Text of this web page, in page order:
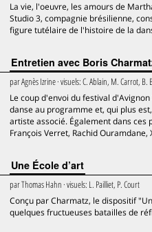
La vie, l'oeuvre, les amours de
Studio 3, compagnie brésilienne,
figure tutélaire de l'histoire de la
Entretien avec Boris
parAgnès Izrine· visuels:C. Ablain, M. Carrot, B.
Le coup d'envoi du festival
danse au programme et, qui plus
artiste associé. Également dans ces
François Verret, Rachid Ouramdane,
Une École d’art
parThomas Hahn · visuels: L. Pailliet, P. Court
Conçu par Charmatz, le dispositif
quelques fructueuses batailles de